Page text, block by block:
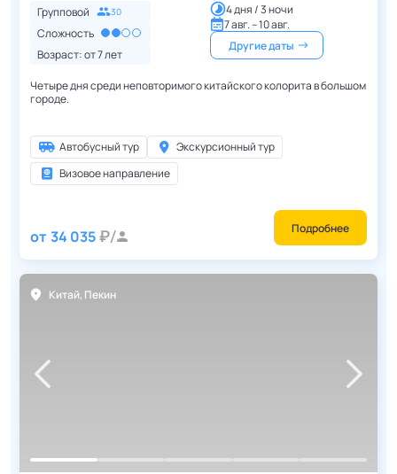
Групповой 30
Сложность
Возраст: от7лет
4 дня / 3 ночи
7 авг. – 10 авг.
Другие даты
Четыре дня среди неповторимого китайского колорита в большом
городе.
Автобусный тур
Экскурсионный тур
Визовое направление
от 34 035 Подробнее
Китай, Пекин